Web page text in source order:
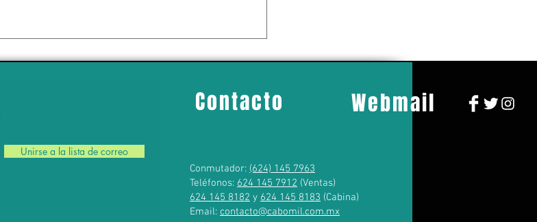
Unirse a la lista de correo
Contacto Webmail
Conmutador: (624) 145 7963
Teléfonos: 624 145 7912 (Ventas)
624 145 8182 y 624 145 8183 (Cabina)
Email: contacto@cabomil.com.mx